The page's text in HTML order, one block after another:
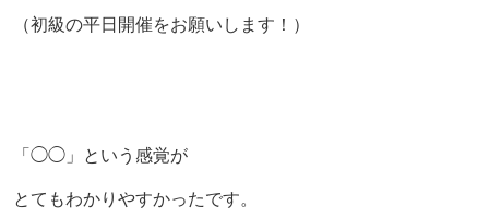
（初級の平日開催をお願いします！）
「◯◯」という感覚が
とてもわかりやすかったです。